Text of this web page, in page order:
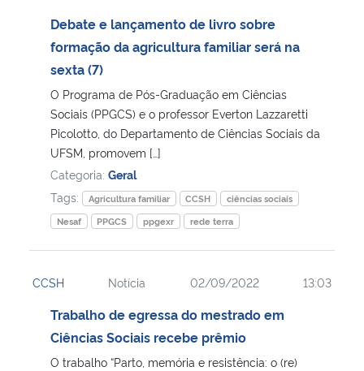
Debate e lançamento de livro sobre
formação da agricultura familiar será na
sexta (7)
O Programa de Pós-Graduação em Ciências
Sociais (PPGCS) e o professor Everton Lazzaretti
Picolotto, do Departamento de Ciências Sociais da
UFSM, promovem […]
Categoria: Geral
Tags:
Agricultura familiar CCSH
ciências sociais
Nesaf
PPGCS ppgexr rede terra
CCSH Notícia 02/09/2022 13:03
Trabalho de egressa do mestrado em
Ciências Sociais recebe prêmio
O trabalho “Parto, memória e resistência: o (re)